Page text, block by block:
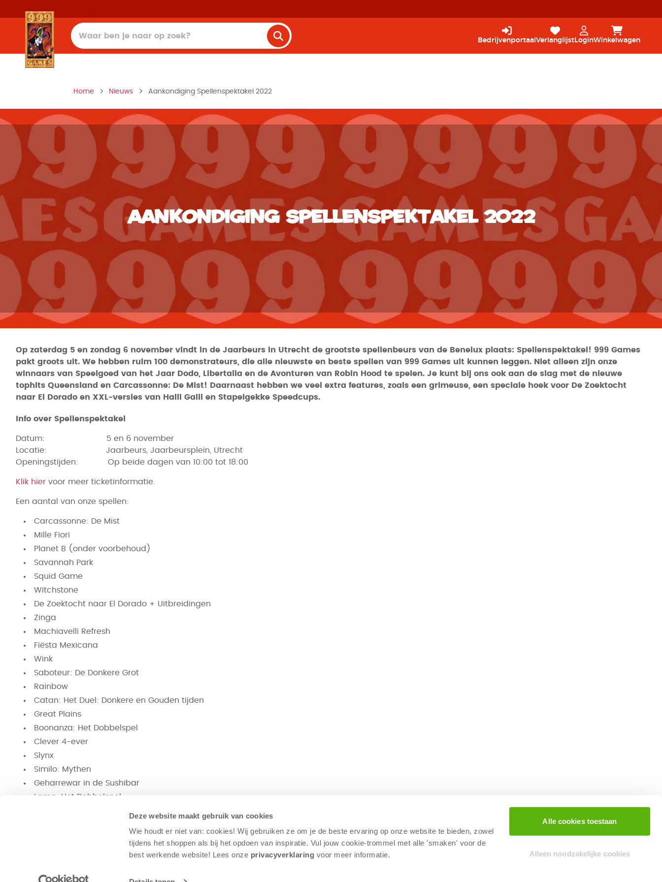
Deze website maakt gebruik van cookies
Wie houdt er niet van: cookies! Wij gebruiken ze om je de beste ervaring op onze website te bieden, zowel
tijdens het shoppen als bij het opdoen van inspiratie. Vul jouw cookie-trommel met alle 'smaken' voor de
best werkende website​! Lees onze privacyverklaring voor meer informatie.
Alle cookies toestaan
Alleen noodzakelijke cookies
Bedrijvenportaal Verlanglijst LoginWinkelwagen
Home Nieuws Aankondiging Spellenspektakel 2022
Aankondiging Spellenspektakel 2022
Op zaterdag 5 en zondag 6 november vindt in de Jaarbeurs in Utrecht de grootste spellenbeurs van de Benelux plaats: Spellenspektakel! 999 Games
pakt groots uit. We hebben ruim 100 demonstrateurs, die alle nieuwste en beste spellen van 999 Games uit kunnen leggen. Niet alleen zijn onze
winnaars van Speelgoed van het Jaar Dodo, Libertalia en de Avonturen van Robin Hood te spelen. Je kunt bij ons ook aan de slag met de nieuwe
tophits Queensland en Carcassonne: De Mist! Daarnaast hebben we veel extra features, zoals een grimeuse, een speciale hoek voor De Zoektocht
naar El Dorado en XXL-versies van Halli Galli en Stapelgekke Speedcups.
Info over Spellenspektakel
Datum: 5 en 6 november
Locatie: Jaarbeurs, Jaarbeursplein, Utrecht
Openingstijden: Op beide dagen van 10:00 tot 18:00
Klik hier voor meer ticketinformatie.
Een aantal van onze spellen:
Carcassonne: De Mist
Mille Fiori
Planet B (onder voorbehoud)
Savannah Park
Squid Game
Witchstone
De Zoektocht naar El Dorado + Uitbreidingen
Zinga
Machiavelli Refresh
Fiësta Mexicana
Wink
Saboteur: De Donkere Grot
Rainbow
Catan: Het Duel: Donkere en Gouden tijden
Great Plains
Boonanza: Het Dobbelspel
Clever 4-ever
Slynx
Similo: Mythen
Geharrewar in de Sushibar
Lama: Het Dobbelspel
Hou vooral onze site,